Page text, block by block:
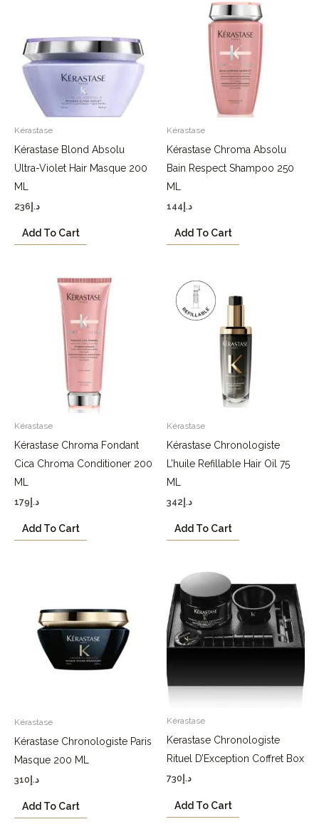
Kérastase
Kérastase Blond Absolu
Ultra-Violet Hair Masque 200
ML
د.إ236
Add To Cart
Kérastase
Kérastase Chroma Absolu
Bain Respect Shampoo 250
ML
د.إ144
Add To Cart
Kérastase
Kérastase Chroma Fondant
Cica Chroma Conditioner 200
ML
د.إ 179
Add To Cart
Kérastase
Kérastase Chronologiste
L’huile Refillable Hair Oil 75
ML
د.إ 342
Add To Cart
Kérastase
Kérastase Chronologiste Paris
Masque 200 ML
د.إ310
Add To Cart
Kérastase
Kerastase Chronologiste
Rituel D’Exception Coffret Box
د.إ 730
Add To Cart